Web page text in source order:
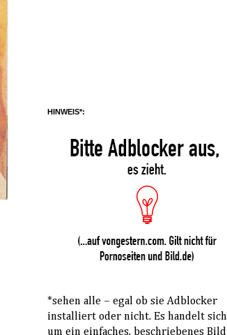
HINWEIS*:
*sehen alle – egal ob sie Adblocker
installiert oder nicht. Es handelt sich
um ein einfaches, beschriebenes Bild